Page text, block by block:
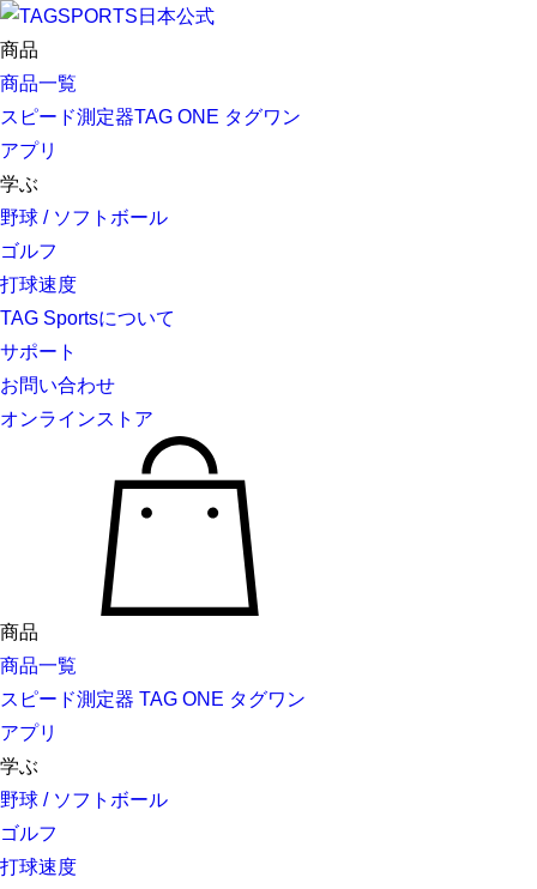
商品
商品一覧
スピード測定器TAG ONE タグワン
アプリ
学ぶ
野球 / ソフトボール
ゴルフ
打球速度
TAG Sportsについて
サポート
お問い合わせ
オンラインストア
商品
商品一覧
スピード測定器 TAG ONE タグワン
アプリ
学ぶ
野球 / ソフトボール
ゴルフ
打球速度